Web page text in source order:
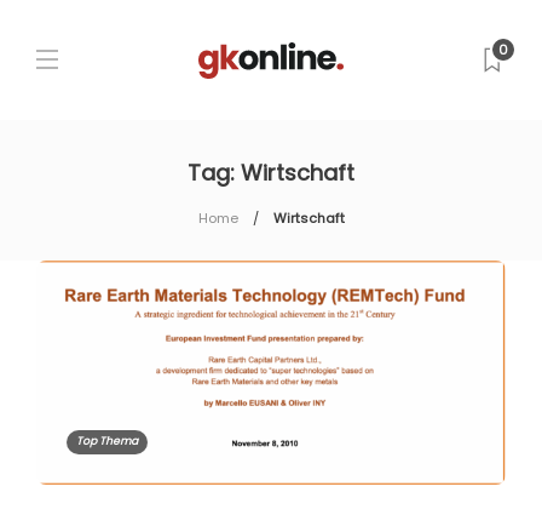
0
Tag: Wirtschaft
Home Wirtschaft
Top Thema